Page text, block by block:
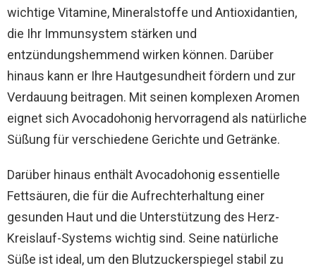
wichtige Vitamine, Mineralstoffe und Antioxidantien,
die Ihr Immunsystem stärken und
entzündungshemmend wirken können. Darüber
hinaus kann er Ihre Hautgesundheit fördern und zur
Verdauung beitragen. Mit seinen komplexen Aromen
eignet sich Avocadohonig hervorragend als natürliche
Süßung für verschiedene Gerichte und Getränke.
Darüber hinaus enthält Avocadohonig essentielle
Fettsäuren, die für die Aufrechterhaltung einer
gesunden Haut und die Unterstützung des Herz-
Kreislauf-Systems wichtig sind. Seine natürliche
Süße ist ideal, um den Blutzuckerspiegel stabil zu